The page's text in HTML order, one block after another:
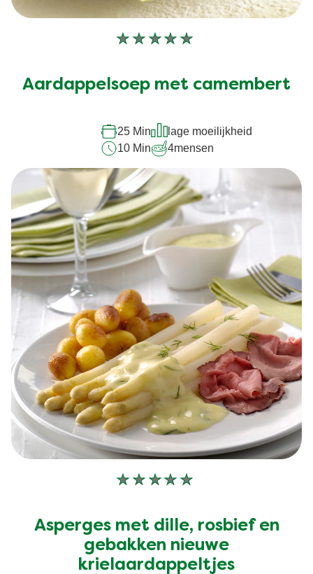
Geen
voor
Aardappelsoep met camembert
25 Min
lage moeilijkheid
10 Min
4mensen
Geen
voor
deze
Asperges met dille, rosbief en
gebakken nieuwe
krielaardappeltjes